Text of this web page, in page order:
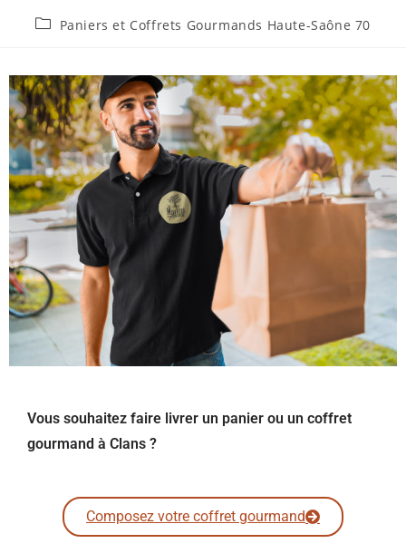
Paniers et Coffrets Gourmands Haute-Saône 70
Vous souhaitez faire livrer un panier ou un coffret
gourmand à Clans ?
Composez votre coffret gourmand